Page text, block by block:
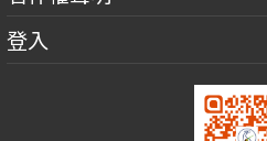
登入